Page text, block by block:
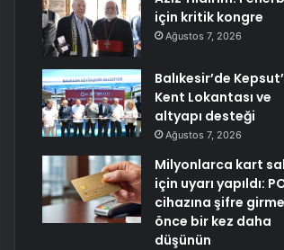
için kritik kongre
Ağustos 7, 2026
Balıkesir’de
Kent Lokantası ve
altyapı desteği
Ağustos 7, 2026
Milyonlarca kart
için uyarı yapıldı:
cihazına şifre
önce bir kez daha
düşünün